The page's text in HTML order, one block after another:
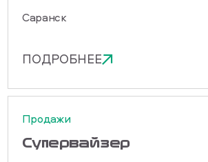
Саранск
ПОДРОБНЕЕ
Продажи
Cупервайзер